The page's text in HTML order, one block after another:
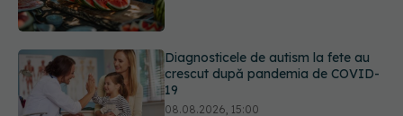
Bacteria din intestin care a crescut
forța musculară cu 30%
08.08.2026, 14:00